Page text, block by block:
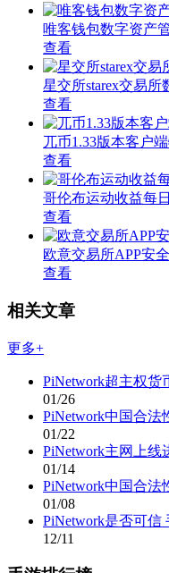
唯客钱包数字资产
查看
星交所starex交易所
查看
兀币1.33版本客户
查看
哥伦布运动收益每
查看
欧意交易所APP安
查看
相关文章
更多+
PiNetwork超主权货
01/26
PiNetwork中国合法
01/22
PiNetwork主网上线
01/14
PiNetwork中国合法
01/08
PiNetwork是否可信
12/11